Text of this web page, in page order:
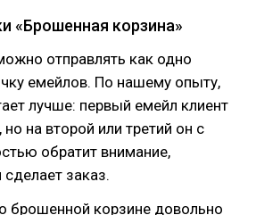
«Брошенная корзина»
отправлять как одно
емейлов. По нашему опыту,
лучше: первый емейл клиент
на второй или третий он с
обратит внимание,
сделает заказ.
брошенной корзине довольно